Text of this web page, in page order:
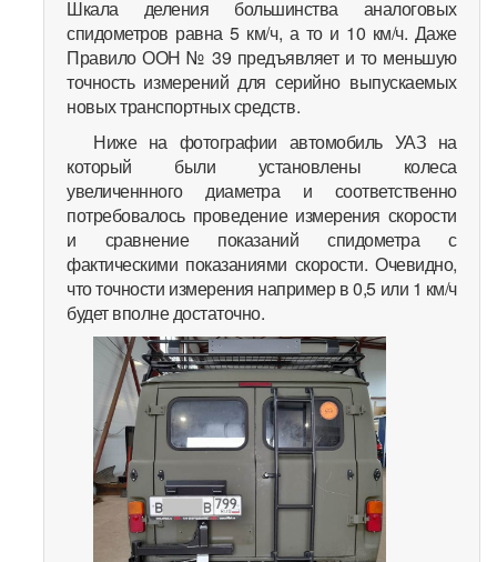
Шкала деления большинства аналоговых
спидометров равна 5 км/ч, а то и 10 км/ч. Даже
Правило ООН № 39 предъявляет и то меньшую
точность измерений для серийно выпускаемых
новых транспортных средств.
Ниже на фотографии автомобиль УАЗ на
который были установлены колеса
увеличеннного диаметра и соответственно
потребовалось проведение измерения скорости
и сравнение показаний спидометра с
фактическими показаниями скорости. Очевидно,
что точности измерения например в 0,5 или 1 км/ч
будет вполне достаточно.